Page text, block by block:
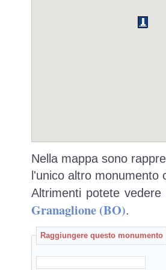
Nella mappa sono
l'unico altro monumento
Altrimenti potete vedere
Granaglione (BO).
Raggiungere questo monumento